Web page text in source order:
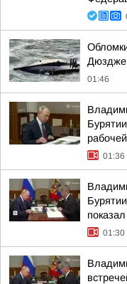
Дюздже
01:46
01:36
01:30